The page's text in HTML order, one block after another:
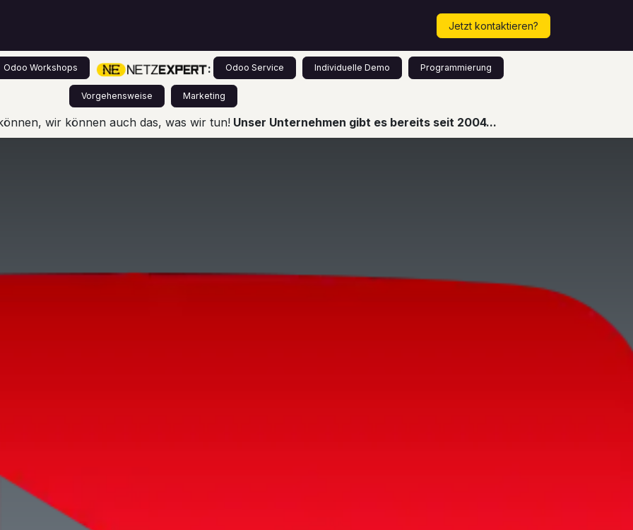
Termin vereinbaren!
Jetzt kontaktieren?
Odoo Workshops : Odoo Service Individuelle Demo Programmierung
Vorgehensweise Marketing
wir können auch das, was wir tun! Unser Unternehmen gibt es bereits seit 2004...